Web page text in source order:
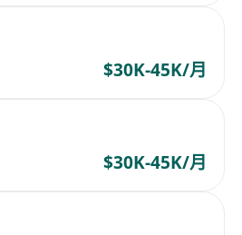
$30K-45K/月
$30K-45K/月